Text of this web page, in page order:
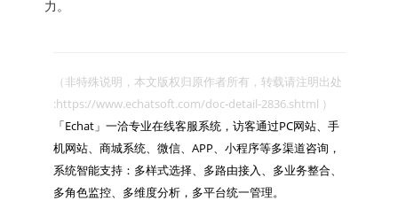
力。
（非特殊说明，本文版权归原作者所有，转载请注明出处
:https://www.echatsoft.com/doc-detail-2836.shtml ）
「Echat」一洽专业在线客服系统，访客通过PC网站、手
机网站、商城系统、微信、APP、小程序等多渠道咨询，
系统智能支持：多样式选择、多路由接入、多业务整合、
多角色监控、多维度分析，多平台统一管理。